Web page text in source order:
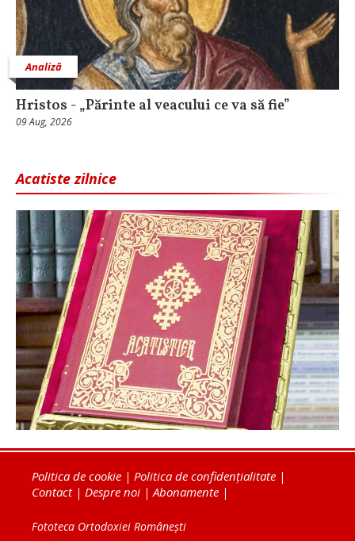
Analiză
Hristos - „Părinte al veacului ce va să fie”
09 Aug, 2026
Acatiste zilnice
Politica de cookie | Politica de confidențialitate |
Contact| Despre noi | Abonamente |
Fototeca Ortodoxiei Românești